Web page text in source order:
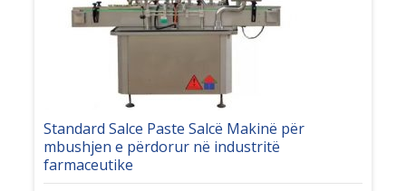
Standard Salce Paste Salcë Makinë për
mbushjen e përdorur në industritë
farmaceutike